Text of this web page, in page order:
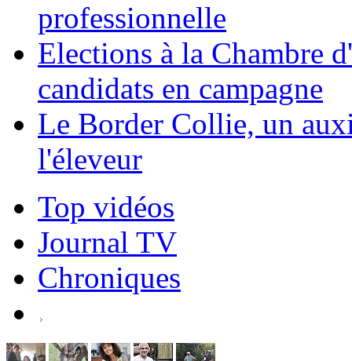
professionnelle
Elections à la Chambre
candidats en campagne
Le Border Collie, un
l'éleveur
Top vidéos
Journal TV
Chroniques